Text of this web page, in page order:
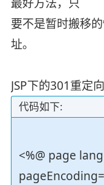
要不是暂时搬移
址。
JSP下的301重定向
代码如下:
<%@ page